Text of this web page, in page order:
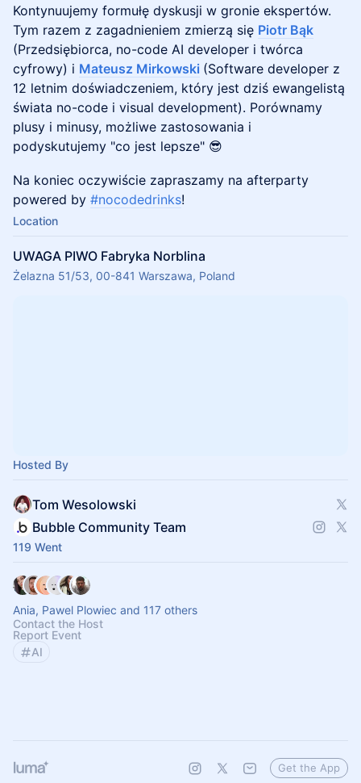
Kontynuujemy formułę dyskusji w gronie ekspertów.
Tym razem z zagadnieniem zmierzą się Piotr Bąk
(Przedsiębiorca, no-code AI developer i twórca
cyfrowy) i Mateusz Mirkowski (Software developer z
12 letnim doświadczeniem, który jest dziś ewangelistą
świata no-code i visual development). Porównamy
plusy i minusy, możliwe zastosowania i
podyskutujemy "co jest lepsze" 😎
Na koniec oczywiście zapraszamy na afterparty
powered by #nocodedrinks!
Location
UWAGA PIWO Fabryka Norblina
Żelazna 51/53, 00-841 Warszawa, Poland
Hosted By
Tom Wesolowski
Bubble Community Team
119 Went
Ania, Pawel Plowiec and 117 others
Contact the Host
Report Event
AI
Get the App